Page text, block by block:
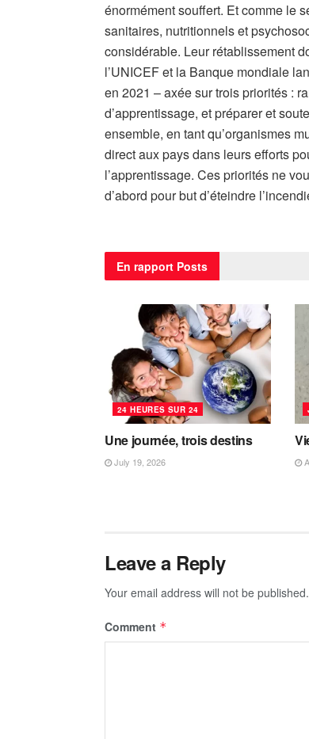
énormément souffert. Et comme le
sanitaires, nutritionnels et
considérable. Leur rétablissement
l’UNICEF et la Banque mondiale
en 2021 – axée sur trois priorités :
d’apprentissage, et préparer et
ensemble, en tant qu’organismes
direct aux pays dans leurs efforts
l’apprentissage. Ces priorités ne
d’abord pour but d’éteindre
En rapport Posts
24 HEURES SUR 24
Une journée, trois destins
July 19, 2026
Leave a Reply
Your email address will not be published.
Comment *